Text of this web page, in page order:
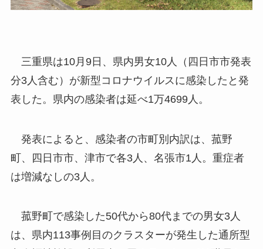
三重県は10月9日、県内男女10人（四日市市発表
分3人含む）が新型コロナウイルスに感染したと発
表した。県内の感染者は延べ1万4699人。
発表によると、感染者の市町別内訳は、菰野
町、四日市市、津市で各3人、名張市1人。重症者
は増減なしの3人。
菰野町で感染した50代から80代までの男女3人
は、県内113事例目のクラスターが発生した通所型